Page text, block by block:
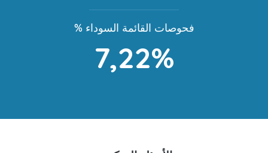
% فحوصات القائمة السوداء
7,22%